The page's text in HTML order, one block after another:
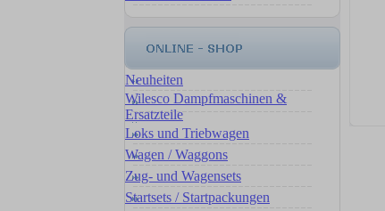
Neuheiten
Wilesco Dampfmaschinen &
Ersatzteile
Loks und Triebwagen
Wagen / Waggons
Zug- und Wagensets
Startsets / Startpackungen